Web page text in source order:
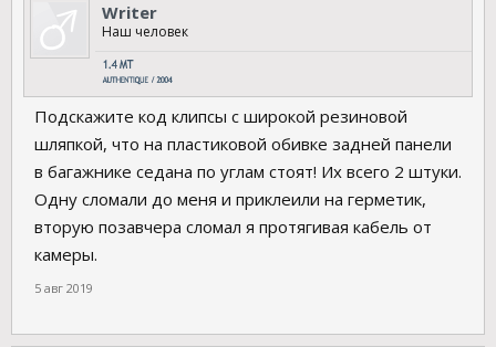
Writer
Наш человек
Подскажите код клипсы с широкой резиновой
шляпкой, что на пластиковой обивке задней панели
в багажнике седана по углам стоят! Их всего 2 штуки.
Одну сломали до меня и приклеили на герметик,
вторую позавчера сломал я протягивая кабель от
камеры.
5 авг 2019